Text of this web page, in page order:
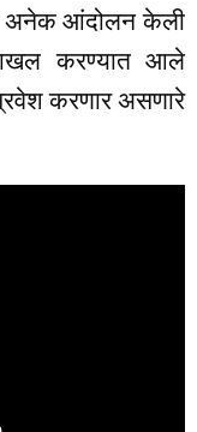
अनेक आंदोलन केली
करण्यात आले
करणार असणारे